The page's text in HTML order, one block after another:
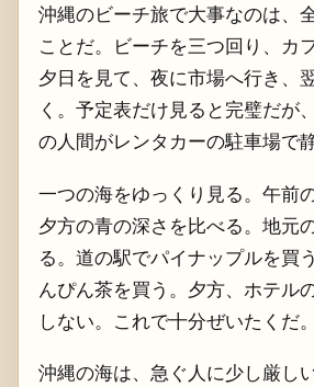
沖縄のビーチ旅で大事なのは、
ことだ。ビーチを三つ回り、カ
夕日を見て、夜に市場へ行き、
く。予定表だけ見ると完璧だが
の人間がレンタカーの駐車場で
一つの海をゆっくり見る。午前
夕方の青の深さを比べる。地元
る。道の駅でパイナップルを買
んぴん茶を買う。夕方、ホテル
しない。これで十分ぜいたくだ。
沖縄の海は、急ぐ人に少し厳し